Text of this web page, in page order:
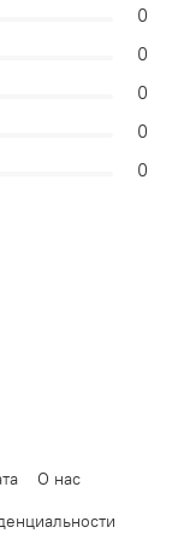
0
0
0
0
0
О нас